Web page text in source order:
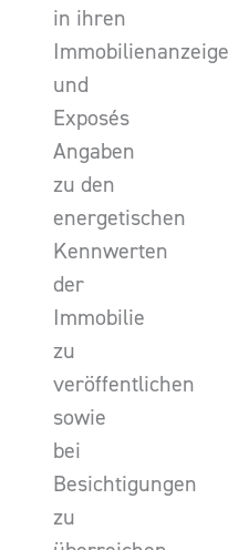
in ihren
und
Exposés
Angaben
zu den
energetischen
Kennwerten
der
Immobilie
zu
veröffentlichen
sowie
bei
Besichtigungen
zu